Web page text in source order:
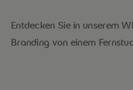
Entdecken Sie in unserem
Branding von einem